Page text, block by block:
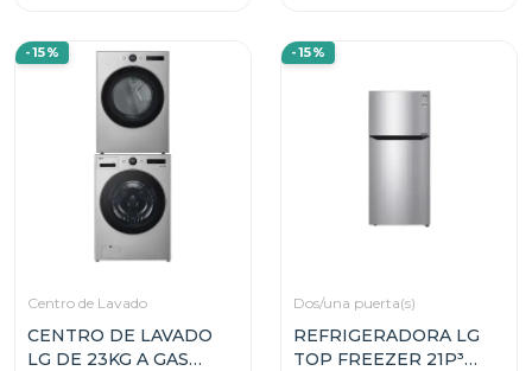
-15%
Centro de Lavado
CENTRO DE LAVADO
LG DE 23KG A GAS
-15%
Dos/una puerta(s)
REFRIGERADORA LG
TOP FREEZER 21P³